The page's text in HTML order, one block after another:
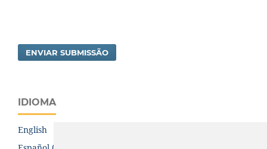
ENVIAR SUBMISSÃO
IDIOMA
English